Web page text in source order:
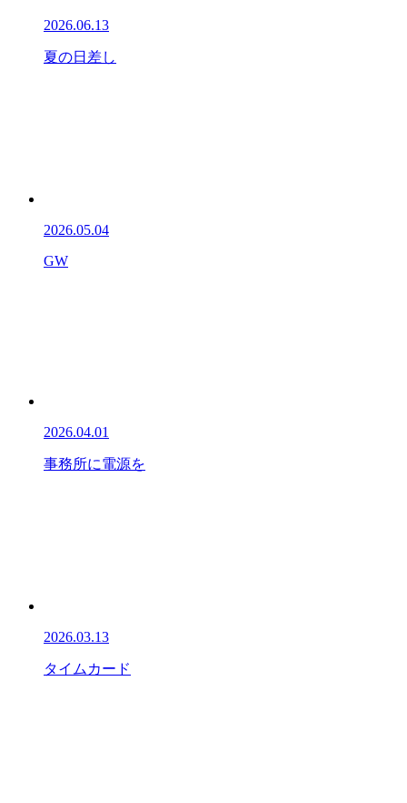
2026.06.13
夏の日差し
2026.05.04
GW
2026.04.01
事務所に電源を
2026.03.13
タイムカード